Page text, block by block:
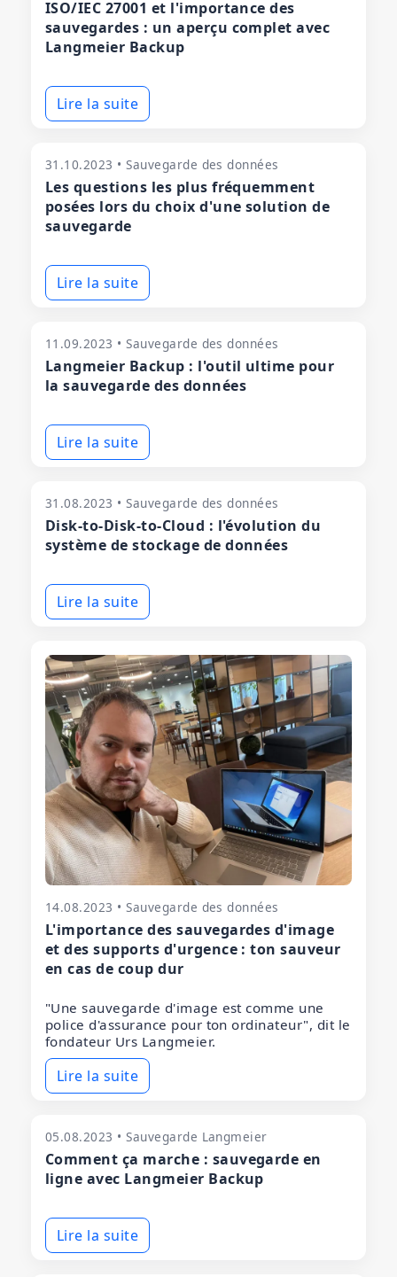
ISO/IEC 27001 et l'importance des
sauvegardes : un aperçu complet avec
Langmeier Backup
Lire la suite
31.10.2023 • Sauvegarde des données
Les questions les plus fréquemment
posées lors du choix d'une solution de
sauvegarde
Lire la suite
11.09.2023 • Sauvegarde des données
Langmeier Backup : l'outil ultime pour
la sauvegarde des données
Lire la suite
31.08.2023 • Sauvegarde des données
Disk-to-Disk-to-Cloud : l'évolution du
système de stockage de données
Lire la suite
14.08.2023 • Sauvegarde des données
L'importance des sauvegardes d'image
et des supports d'urgence : ton sauveur
en cas de coup dur
"Une sauvegarde d'image est comme une
police d'assurance pour ton ordinateur", dit le
fondateur Urs Langmeier.
Lire la suite
05.08.2023 • Sauvegarde Langmeier
Comment ça marche : sauvegarde en
ligne avec Langmeier Backup
Lire la suite